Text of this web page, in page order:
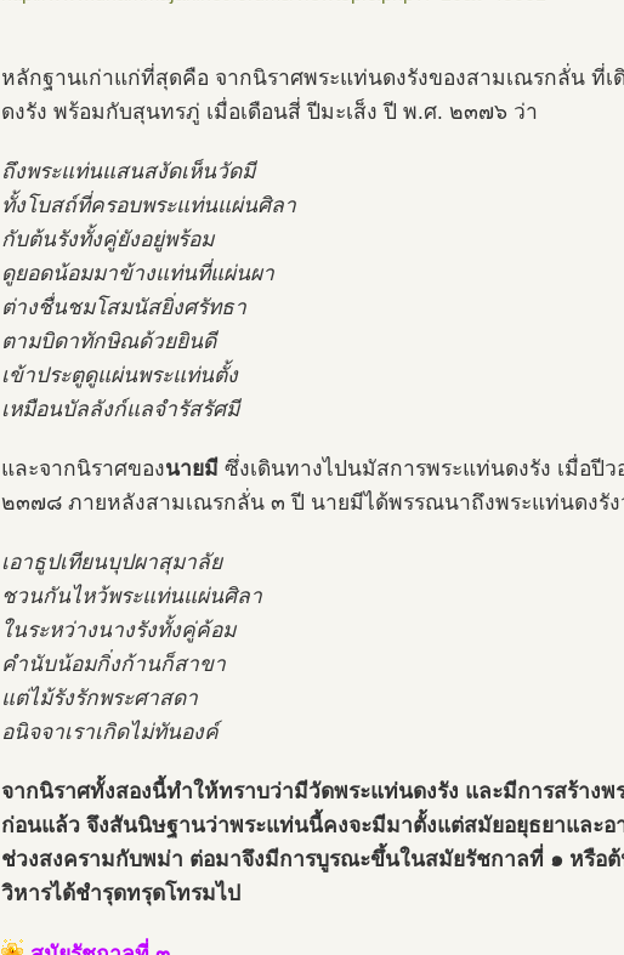
หลักฐานเก่าแก่ที่สุดคือ จากนิราศพระแท่นดงรังของสามเณรกลั่น ที่
ดงรัง พร้อมกับสุนทรภู่ เมื่อเดือนสี่ ปีมะเส็ง ปี พ.ศ. ๒๓๗๖ ว่า
ถึงพระแท่นแสนสงัดเห็นวัดมี
ทั้งโบสถ์ที่ครอบพระแท่นแผ่นศิลา
กับต้นรังทั้งคู่ยังอยู่พร้อม
ดูยอดน้อมมาข้างแท่นที่แผ่นผา
ต่างชื่นชมโสมนัสยิ่งศรัทธา
ตามบิดาทักษิณด้วยยินดี
เข้าประตูดูแผ่นพระแท่นตั้ง
เหมือนบัลลังก์แลจำรัสรัศมี
และจากนิราศของนายมี ซึ่งเดินทางไปนมัสการพระแท่นดงรัง เมื่อปี
๒๓๗๘ ภายหลังสามเณรกลั่น ๓ ปี นายมีได้พรรณนาถึงพระแท่นดงรัง
เอาธูปเทียนบุปผาสุมาลัย
ชวนกันไหว้พระแท่นแผ่นศิลา
ในระหว่างนางรังทั้งคู่ค้อม
คำนับน้อมกิ่งก้านก็สาขา
แต่ไม้รังรักพระศาสดา
อนิจจาเราเกิดไม่ทันองค์
จากนิราศทั้งสองนี้ทำให้ทราบว่ามีวัดพระแท่นดงรัง และมีการสร้าง
ก่อนแล้ว จึงสันนิษฐานว่าพระแท่นนี้คงจะมีมาตั้งแต่สมัยอยุธยาและอา
ช่วงสงครามกับพม่า ต่อมาจึงมีการบูรณะขึ้นในสมัยรัชกาลที่ ๑ หรือ
วิหารได้ชำรุดทรุดโทรมไป